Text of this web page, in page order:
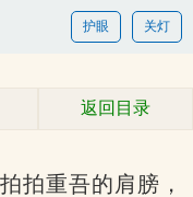
关灯
护眼
返回目录
拍重吾的肩膀，